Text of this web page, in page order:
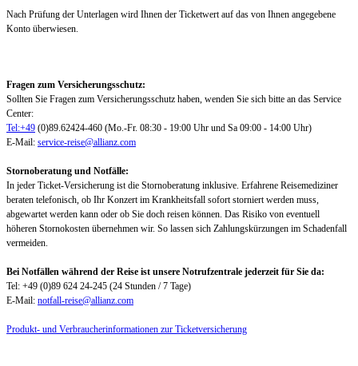
Nach Prüfung der Unterlagen wird Ihnen der Ticketwert auf das von Ihnen angegebene
Konto überwiesen.
Fragen zum Versicherungsschutz:
Sollten Sie Fragen zum Versicherungsschutz haben, wenden Sie sich bitte an das Service
Center:
Tel:+49 (0)89.62424-460 (Mo.-Fr. 08:30 - 19:00 Uhr und Sa 09:00 - 14:00 Uhr)
E-Mail: service-reise@allianz.com
Stornoberatung und Notfälle:
In jeder Ticket-Versicherung ist die Stornoberatung inklusive. Erfahrene Reisemediziner
beraten telefonisch, ob Ihr Konzert im Krankheitsfall sofort storniert werden muss,
abgewartet werden kann oder ob Sie doch reisen können. Das Risiko von eventuell
höheren Stornokosten übernehmen wir. So lassen sich Zahlungskürzungen im Schadenfall
vermeiden.
Bei Notfällen während der Reise ist unsere Notrufzentrale jederzeit für Sie da:
Tel: +49 (0)89 624 24-245 (24 Stunden / 7 Tage)
E-Mail: notfall-reise@allianz.com
Produkt- und Verbraucherinformationen zur Ticketversicherung